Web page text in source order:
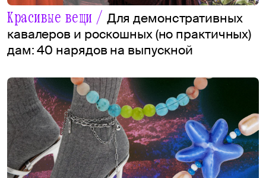
Красивые вещи / Для демонстративных
кавалеров и роскошных (но практичных)
дам: 40 нарядов на выпускной